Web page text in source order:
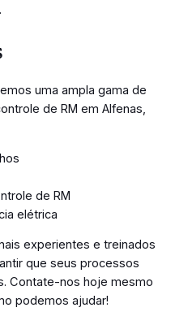
uma ampla gama de
de RM em Alfenas,
de RM
elétrica
experientes e treinados
que seus processos
Contate-nos hoje mesmo
podemos ajudar!